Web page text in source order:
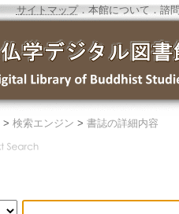
サイトマップ．本館について ． 諮
> 検索エンジン > 書誌の詳細内容